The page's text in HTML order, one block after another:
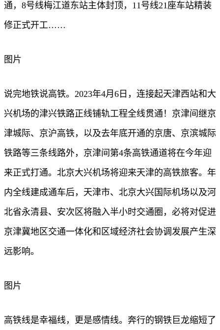
通，8号线梅江道东站主体封顶，11号线21座车站精装
修正式开工……
图片
说完地铁说高铁。2023年4月6日，连接起天津西站和大
兴机场的津兴铁路正线铺轨工程全线贯通！京津间继京
津城际、京沪高铁，以及去年底开通的京唐、京滨城际
铁路等三条线路外，京津间第4条高铁通道将在今年迎
来正式打通。北京大兴机场将迎来天津的高铁旅客。年
内全线建成通车后，天津市、北京大兴国际机场以及河
北省永清县、安次区将融入半小时交通圈，必将对促进
京津冀地区交通一体化和区域经济社会协调发展产生深
远影响。
图片
高铁线是幸福线，更是感情线。奔行的钢铁巨龙缩短了